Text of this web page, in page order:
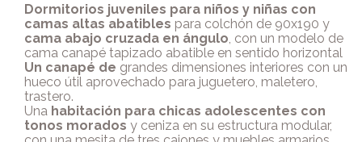
Dormitorios juveniles para niños y niñas con
camas altas abatibles para colchón de 90x190 y
cama abajo cruzada en ángulo , con un modelo de
cama canapé tapizado abatible en sentido horizontal
Un canapé de grandes dimensiones interiores con un
hueco útil aprovechado para juguetero, maletero,
trastero.
Una habitación para chicas adolescentes con
tonos morados y ceniza en su estructura modular,